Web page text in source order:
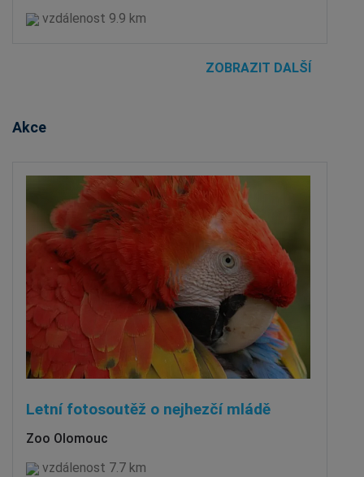
vzdálenost 9.9 km
ZOBRAZIT DALŠÍ
Akce
Letní fotosoutěž o nejhezčí mládě
Zoo Olomouc
vzdálenost 7.7 km